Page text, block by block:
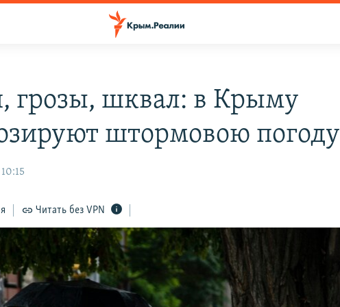
грозы, шквал: в Крыму
штормовою погоду
Читать без VPN